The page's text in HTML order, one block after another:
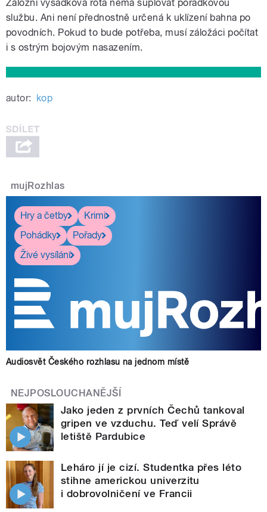
Záložní výsadková rota nemá suplovat pořádkovou
službu. Ani není přednostně určená k uklízení bahna po
povodních. Pokud to bude potřeba, musí záložáci počítat
i s ostrým bojovým nasazením.
autor: kop
mujRozhlas
Hry a četby
Krimi
Pohádky
Pořady
Živé vysílání
Audiosvět Českého rozhlasu na jednom místě
NEJPOSLOUCHANĚJŠÍ
Jako jeden z prvních Čechů tankoval
gripen ve vzduchu. Teď velí Správě
letiště Pardubice
Leháro jí je cizí. Studentka přes léto
stihne americkou univerzitu
i dobrovolničení ve Francii